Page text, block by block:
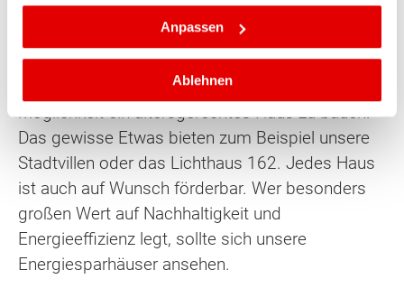
Anpassen
Ablehnen
128, sondern auch eine große Auswahl an
größeren Massivhäusern sowie Doppel- bzw.
Reihenhäuser. Unsere Bungalows erfüllen
stufenlose Wohnträume und bieten die
Möglichkeit ein altersgerechtes Haus zu bauen.
Das gewisse Etwas bieten zum Beispiel unsere
Stadtvillen oder das Lichthaus 162. Jedes Haus
ist auch auf Wunsch förderbar. Wer besonders
großen Wert auf Nachhaltigkeit und
Energieeffizienz legt, sollte sich unsere
Energiesparhäuser ansehen.